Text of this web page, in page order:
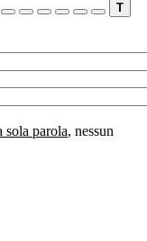
T
sola parola, nessun